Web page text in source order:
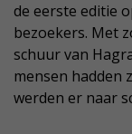
de eerste editie
bezoekers. Met
schuur van
mensen hadden
werden er naar